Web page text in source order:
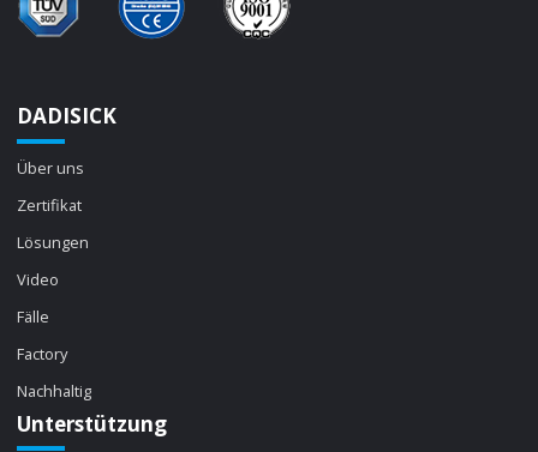
DADISICK
Über uns
Zertifikat
Lösungen
Video
Fälle
Factory
Nachhaltig
Unterstützung